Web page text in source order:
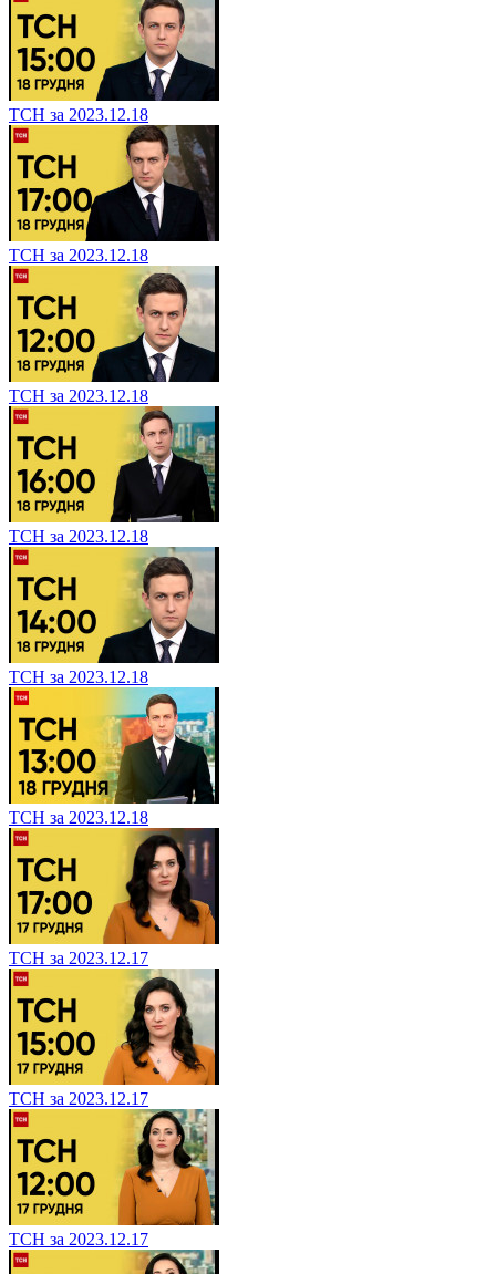
ТСН за 2023.12.18
ТСН за 2023.12.18
ТСН за 2023.12.18
ТСН за 2023.12.18
ТСН за 2023.12.18
ТСН за 2023.12.18
ТСН за 2023.12.17
ТСН за 2023.12.17
ТСН за 2023.12.17